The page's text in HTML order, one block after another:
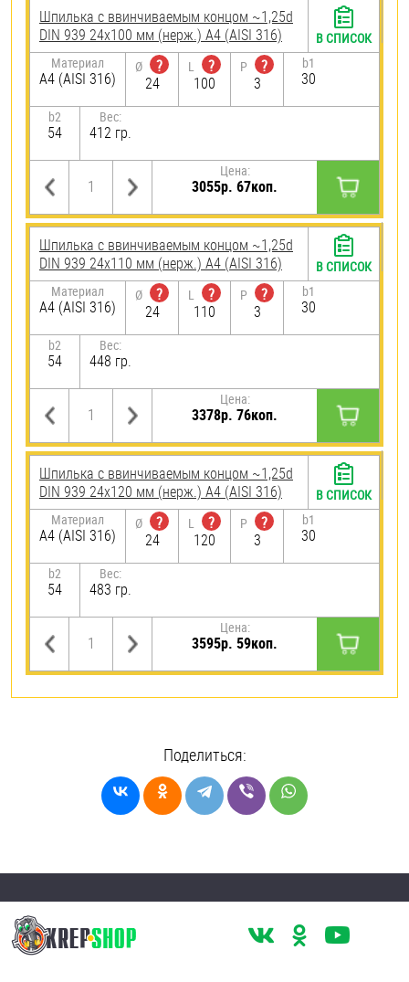
Шпилька c ввинчиваемым концом ~1,25d
DIN 939 24х100 мм (нерж.) A4 (AISI 316)
Материал
A4 (AISI 316)
Ø
?
24
L
?
100
P
?
3
b1
30
b2
54
Вес:
412 гр.
Цена:
3055р. 67коп.
В СПИСОК
Шпилька c ввинчиваемым концом ~1,25d
DIN 939 24х110 мм (нерж.) A4 (AISI 316)
Материал
A4 (AISI 316)
Ø
?
24
L
?
110
P
?
3
b1
30
b2
54
Вес:
448 гр.
Цена:
3378р. 76коп.
В СПИСОК
Шпилька c ввинчиваемым концом ~1,25d
DIN 939 24х120 мм (нерж.) A4 (AISI 316)
Материал
A4 (AISI 316)
Ø
?
24
L
?
120
P
?
3
b1
30
b2
54
Вес:
483 гр.
Цена:
3595р. 59коп.
В СПИСОК
Поделиться: